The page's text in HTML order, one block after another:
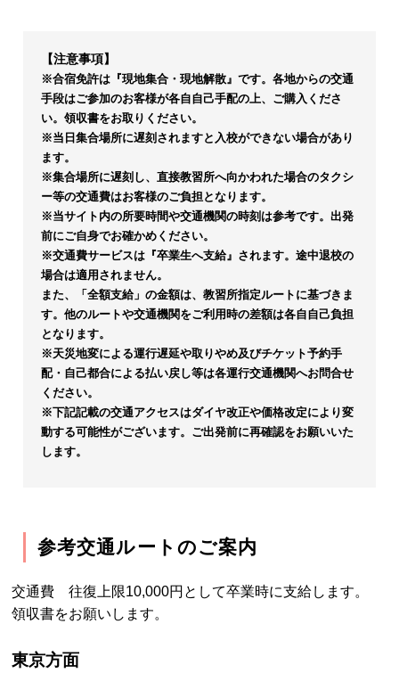
【注意事項】
※合宿免許は『現地集合・現地解散』です。各地からの交通
手段はご参加のお客様が各自自己手配の上、ご購入くださ
い。領収書をお取りください。
※当日集合場所に遅刻されますと入校ができない場合があり
ます。
※集合場所に遅刻し、直接教習所へ向かわれた場合のタクシ
ー等の交通費はお客様のご負担となります。
※当サイト内の所要時間や交通機関の時刻は参考です。出発
前にご自身でお確かめください。
※交通費サービスは『卒業生へ支給』されます。途中退校の
場合は適用されません。
また、「全額支給」の金額は、教習所指定ルートに基づきま
す。他のルートや交通機関をご利用時の差額は各自自己負担
となります。
※天災地変による運行遅延や取りやめ及びチケット予約手
配・自己都合による払い戻し等は各運行交通機関へお問合せ
ください。
※下記記載の交通アクセスはダイヤ改正や価格改定により変
動する可能性がございます。ご出発前に再確認をお願いいた
します。
参考交通ルートのご案内
交通費 往復上限10,000円として卒業時に支給します。
領収書をお願いします。
東京方面